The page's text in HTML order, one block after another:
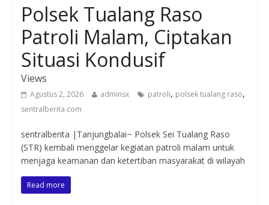
Polsek Tualang Raso
Patroli Malam, Ciptakan
Situasi Kondusif
Views
Agustus 2, 2026 adminsx patroli, polsek tualang raso,
sentralberita.com
sentralberita |Tanjungbalai~ Polsek Sei Tualang Raso
(STR) kembali menggelar kegiatan patroli malam untuk
menjaga keamanan dan ketertiban masyarakat di wilayah
Read more